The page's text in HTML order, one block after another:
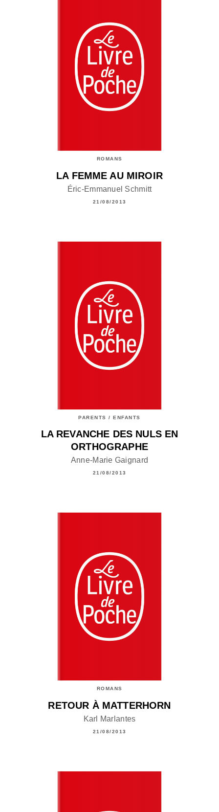
ROMANS
LA FEMME AU MIROIR
Éric-Emmanuel Schmitt
21/08/2013
PARENTS / ENFANTS
LA REVANCHE DES NULS EN
ORTHOGRAPHE
Anne-Marie Gaignard
21/08/2013
ROMANS
RETOUR À MATTERHORN
Karl Marlantes
21/08/2013